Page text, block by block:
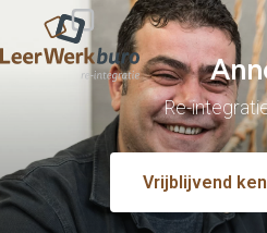
Re-
Vrijblijvend